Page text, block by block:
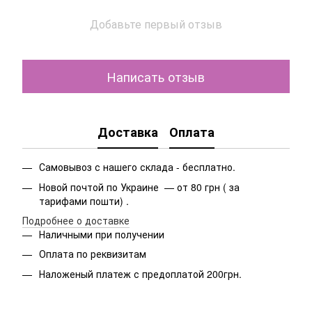
Добавьте первый отзыв
Написать отзыв
Доставка Оплата
Самовывоз с нашего склада - бесплатно.
Новой почтой по Украине — от 80 грн ( за
тарифами пошти) .
Подробнее о доставке
Наличными при получении
Оплата по реквизитам
Наложеный платеж с предоплатой 200грн.